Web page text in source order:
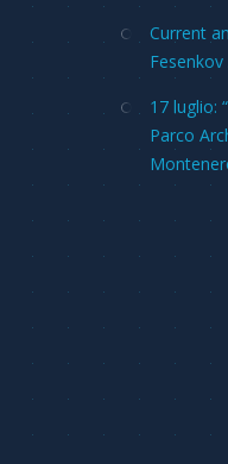
Current
17 luglio:
Parco